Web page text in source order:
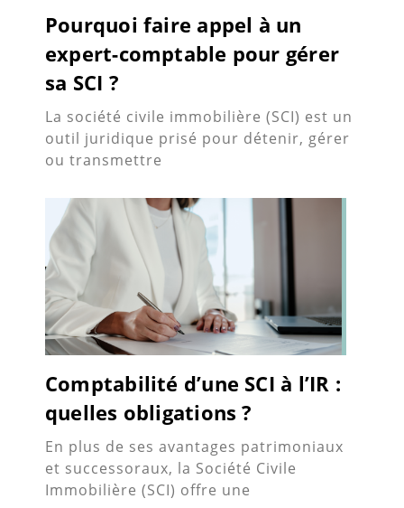
Pourquoi faire appel à un
expert-comptable pour gérer
sa SCI ?
La société civile immobilière (SCI) est un
outil juridique prisé pour détenir, gérer
ou transmettre
Comptabilité d’une SCI à l’IR :
quelles obligations ?
En plus de ses avantages patrimoniaux
et successoraux, la Société Civile
Immobilière (SCI) offre une